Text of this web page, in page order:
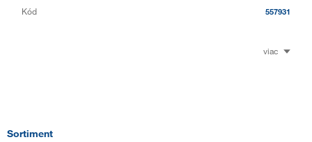
Kód 557931
viac
Sortiment